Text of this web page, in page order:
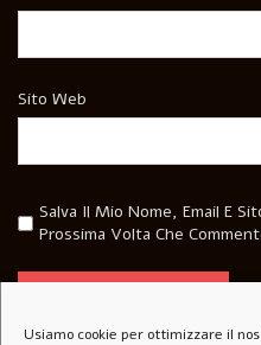
Usiamo cookie per ottimizzare il
Sito Web
Salva Il Mio Nome, Email E
Prossima Volta Che